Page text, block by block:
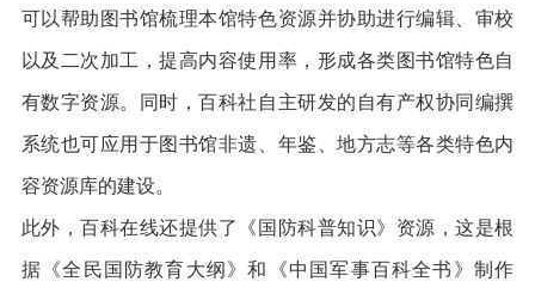
可以帮助图书馆梳理本馆特色资源并协助进行编辑、审校
以及二次加工，提高内容使用率，形成各类图书馆特色自
有数字资源。同时，百科社自主研发的自有产权协同编撰
系统也可应用于图书馆非遗、年鉴、地方志等各类特色内
容资源库的建设。
此外，百科在线还提供了《国防科普知识》资源，这是根
据《全民国防教育大纲》和《中国军事百科全书》制作